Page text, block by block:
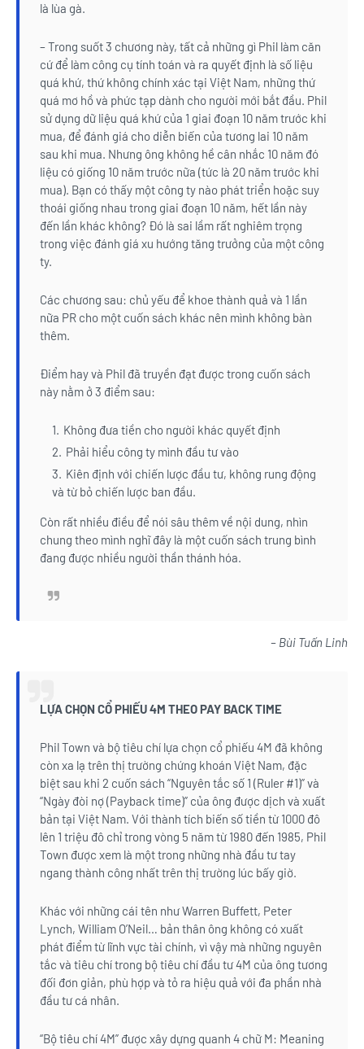
là lùa gà.
– Trong suốt 3 chương này, tất cả những gì Phil làm căn
cứ để làm công cụ tính toán và ra quyết định là số liệu
quá khứ, thứ không chính xác tại Việt Nam, những thứ
quá mơ hồ và phức tạp dành cho người mới bắt đầu. Phil
sử dụng dữ liệu quá khứ của 1 giai đoạn 10 năm trước khi
mua, để đánh giá cho diễn biến của tương lai 10 năm
sau khi mua. Nhưng ông không hề cân nhắc 10 năm đó
liệu có giống 10 năm trước nữa (tức là 20 năm trước khi
mua). Bạn có thấy một công ty nào phát triển hoặc suy
thoái giống nhau trong giai đoạn 10 năm, hết lần này
đến lần khác không? Đó là sai lầm rất nghiêm trọng
trong việc đánh giá xu hướng tăng trưởng của một công
ty.
Các chương sau: chủ yếu để khoe thành quả và 1 lần
nữa PR cho một cuốn sách khác nên mình không bàn
thêm.
Điểm hay và Phil đã truyền đạt được trong cuốn sách
này nằm ở 3 điểm sau:
Không đưa tiền cho người khác quyết định
Phải hiểu công ty mình đầu tư vào
Kiên định với chiến lược đầu tư, không rung động
và từ bỏ chiến lược ban đầu.
Còn rất nhiều điều để nói sâu thêm về nội dung, nhìn
chung theo mình nghĩ đây là một cuốn sách trung bình
đang được nhiều người thần thánh hóa.
– Bùi Tuấn Linh
LỰA CHỌN CỔ PHIẾU 4M THEO PAY BACK TIME
Phil Town và bộ tiêu chí lựa chọn cổ phiếu 4M đã không
còn xa lạ trên thị trường chứng khoán Việt Nam, đặc
biệt sau khi 2 cuốn sách “Nguyên tắc số 1 (Ruler #1)” và
“Ngày đòi nợ (Payback time)” của ông được dịch và xuất
bản tại Việt Nam. Với thành tích biến số tiền từ 1000 đô
lên 1 triệu đô chỉ trong vòng 5 năm từ 1980 đến 1985, Phil
Town được xem là một trong những nhà đầu tư tay
ngang thành công nhất trên thị trường lúc bấy giờ.
Khác với những cái tên như Warren Buffett, Peter
Lynch, William O’Neil… bản thân ông không có xuất
phát điểm từ lĩnh vực tài chính, vì vậy mà những nguyên
tắc và tiêu chí trong bộ tiêu chí đầu tư 4M của ông tương
đối đơn giản, phù hợp và tỏ ra hiệu quả với đa phần nhà
đầu tư cá nhân.
“Bộ tiêu chí 4M” được xây dựng quanh 4 chữ M: Meaning